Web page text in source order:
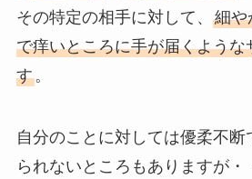
その特定の相手に対して、 細や
で痒いところに手が届くような
す。
自分のことに対しては優柔不断
られないところもありますが・